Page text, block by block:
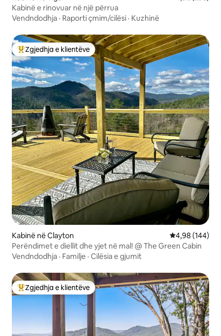
Kabinë e rinovuar në një përrua
Vendndodhja · Raporti çmim/cilësi · Kuzhinë
Më të mirat e zgjedhjeve të klientëve
Zgjedhja e klientëve
Kabinë në Clayton Vlerësimi
4,98 (144)
Perëndimet e diellit dhe yjet në mal! @ The Green Cabin
Vendndodhja · Familje · Cilësia e gjumit
Më të mirat e zgjedhjeve të klientëve
Zgjedhja e klientëve